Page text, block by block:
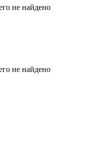
не найдено
не найдено